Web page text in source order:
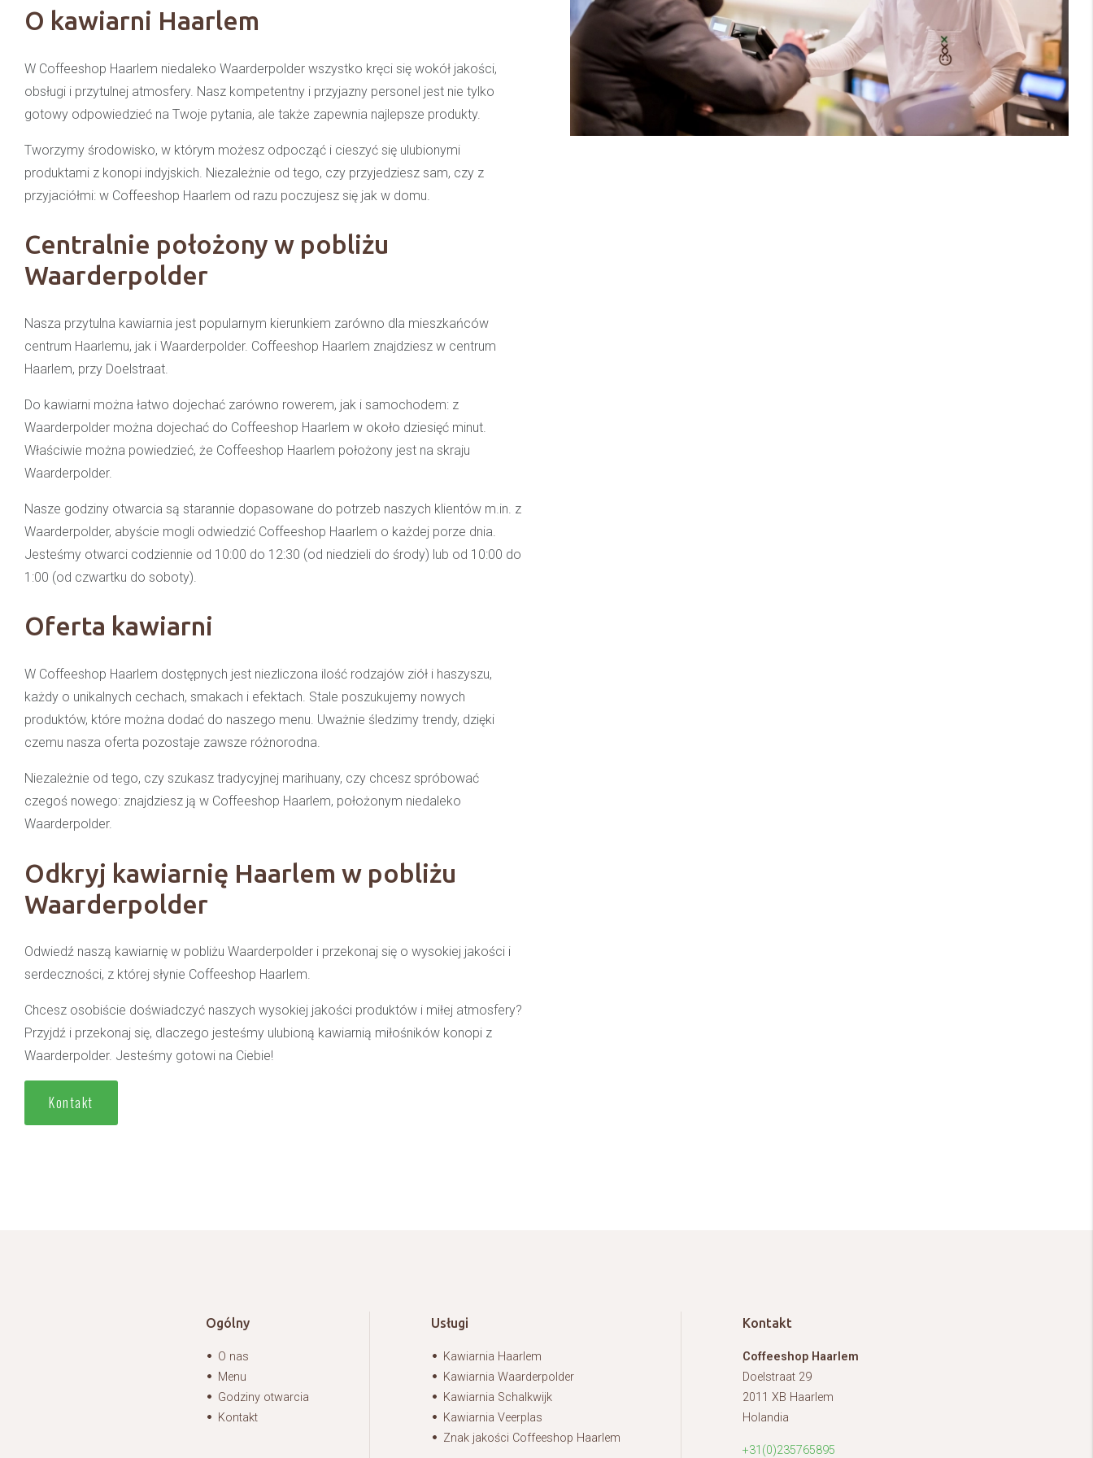
O kawiarni Haarlem
W Coffeeshop Haarlem niedaleko Waarderpolder wszystko kręci się wokół jakości,
obsługi i przytulnej atmosfery. Nasz kompetentny i przyjazny personel jest nie tylko
gotowy odpowiedzieć na Twoje pytania, ale także zapewnia najlepsze produkty.
Tworzymy środowisko, w którym możesz odpocząć i cieszyć się ulubionymi
produktami z konopi indyjskich. Niezależnie od tego, czy przyjedziesz sam, czy z
przyjaciółmi: w Coffeeshop Haarlem od razu poczujesz się jak w domu.
Centralnie położony w pobliżu
Waarderpolder
Nasza przytulna kawiarnia jest popularnym kierunkiem zarówno dla mieszkańców
centrum Haarlemu, jak i Waarderpolder. Coffeeshop Haarlem znajdziesz w centrum
Haarlem, przy Doelstraat.
Do kawiarni można łatwo dojechać zarówno rowerem, jak i samochodem: z
Waarderpolder można dojechać do Coffeeshop Haarlem w około dziesięć minut.
Właściwie można powiedzieć, że Coffeeshop Haarlem położony jest na skraju
Waarderpolder.
Nasze godziny otwarcia są starannie dopasowane do potrzeb naszych klientów m.in. z
Waarderpolder, abyście mogli odwiedzić Coffeeshop Haarlem o każdej porze dnia.
Jesteśmy otwarci codziennie od 10:00 do 12:30 (od niedzieli do środy) lub od 10:00 do
1:00 (od czwartku do soboty).
Oferta kawiarni
W Coffeeshop Haarlem dostępnych jest niezliczona ilość rodzajów ziół i haszyszu,
każdy o unikalnych cechach, smakach i efektach. Stale poszukujemy nowych
produktów, które można dodać do naszego menu. Uważnie śledzimy trendy, dzięki
czemu nasza oferta pozostaje zawsze różnorodna.
Niezależnie od tego, czy szukasz tradycyjnej marihuany, czy chcesz spróbować
czegoś nowego: znajdziesz ją w Coffeeshop Haarlem, położonym niedaleko
Waarderpolder.
Odkryj kawiarnię Haarlem w pobliżu
Waarderpolder
Odwiedź naszą kawiarnię w pobliżu Waarderpolder i przekonaj się o wysokiej jakości i
serdeczności, z której słynie Coffeeshop Haarlem.
Chcesz osobiście doświadczyć naszych wysokiej jakości produktów i miłej atmosfery?
Przyjdź i przekonaj się, dlaczego jesteśmy ulubioną kawiarnią miłośników konopi z
Waarderpolder. Jesteśmy gotowi na Ciebie!
Kontakt
Ogólny
O nas
Menu
Godziny otwarcia
Kontakt
Usługi
Kawiarnia Haarlem
Kawiarnia Waarderpolder
Kawiarnia Schalkwijk
Kawiarnia Veerplas
Znak jakości Coffeeshop Haarlem
Kontakt
Coffeeshop Haarlem
Doelstraat 29
2011 XB Haarlem
Holandia
+31(0)235765895